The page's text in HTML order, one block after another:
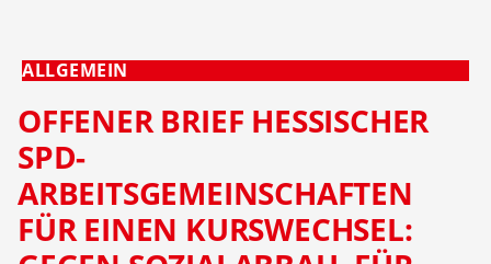
ALLGEMEIN
OFFENER BRIEF HESSISCHER
SPD-
ARBEITSGEMEINSCHAFTEN
FÜR EINEN KURSWECHSEL: